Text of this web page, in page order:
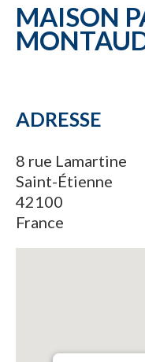
MAISON
ADRESSE
8 rue Lamartine
Saint-Étienne
42100
France